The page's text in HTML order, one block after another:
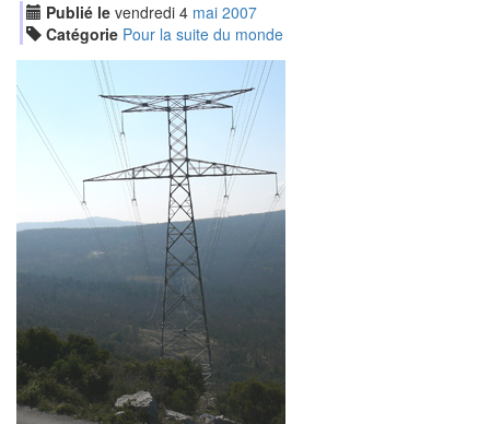
Publié le vendredi 4 mai 2007
Catégorie Pour la suite du monde